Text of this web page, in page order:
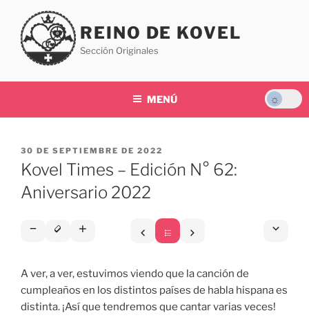
contenido
REINO DE KOVEL
Sección Originales
MENÚ
PUBLICADO
EL
30 DE SEPTIEMBRE DE 2022
Kovel Times – Edición N° 62:
Aniversario 2022
A ver, a ver, estuvimos viendo que la canción de
cumpleaños en los distintos países de habla hispana es
distinta. ¡Así que tendremos que cantar varias veces!